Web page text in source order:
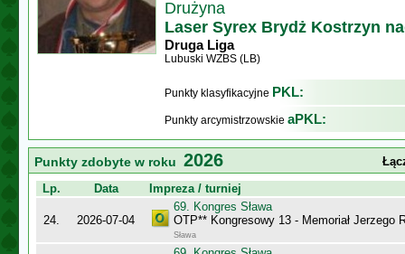
Drużyna
Laser Syrex Brydż Kostrzyn
Druga Liga
Lubuski WZBS (LB)
Punkty klasyfikacyjne PKL:
Punkty arcymistrzowskie aPKL:
Punkty zdobyte w roku 2026
Lp.
Data Impreza / turniej
24. 2026-07-04
69. Kongres Sława
OTP** Kongresowy 13 - Memoriał Jerzego
Sława